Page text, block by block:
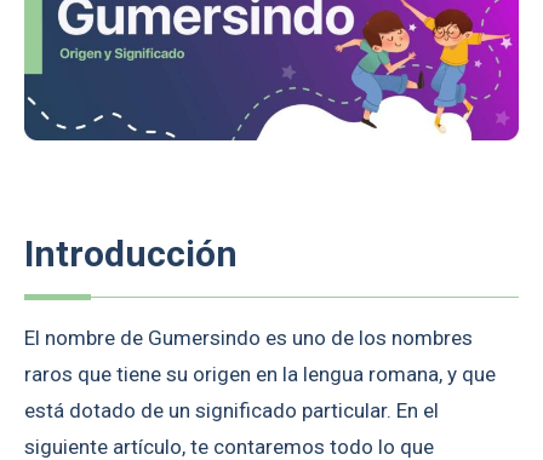
Introducción
El nombre de Gumersindo es uno de los nombres
raros que tiene su origen en la lengua romana, y que
está dotado de un significado particular. En el
siguiente artículo, te contaremos todo lo que